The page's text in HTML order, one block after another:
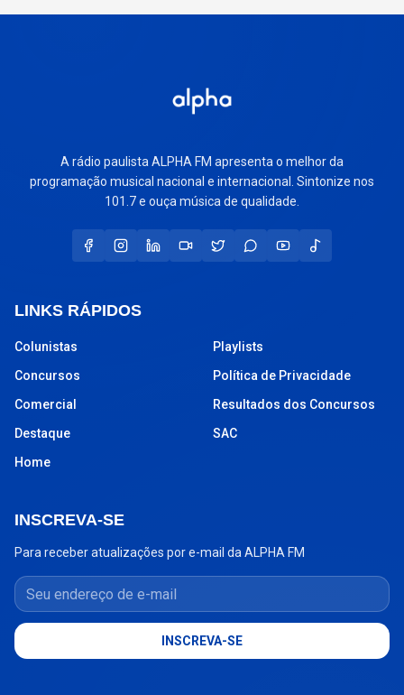
A rádio paulista ALPHA FM apresenta o melhor da
programação musical nacional e internacional. Sintonize nos
101.7 e ouça música de qualidade.
LINKS RÁPIDOS
Colunistas
Concursos
Comercial
Destaque
Home
Playlists
Política de Privacidade
Resultados dos Concursos
SAC
INSCREVA-SE
Para receber atualizações por e-mail da ALPHA FM
Seu endereço de e-mail
INSCREVA-SE